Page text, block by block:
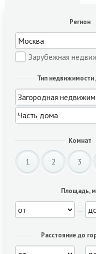
Регион
Зарубежная
Тип недвижимости
Комнат
1 2 3
Площадь,
—
Расстояние до